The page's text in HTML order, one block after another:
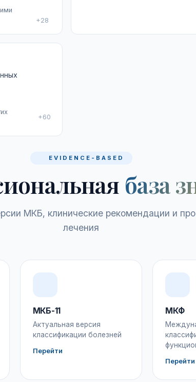
+28
+60
EVIDENCE-BASED
база
МКБ, клинические рекомендации и
лечения
МКБ-11
Актуальная версия
классификации болезней
Перейти
МКФ
Перейти